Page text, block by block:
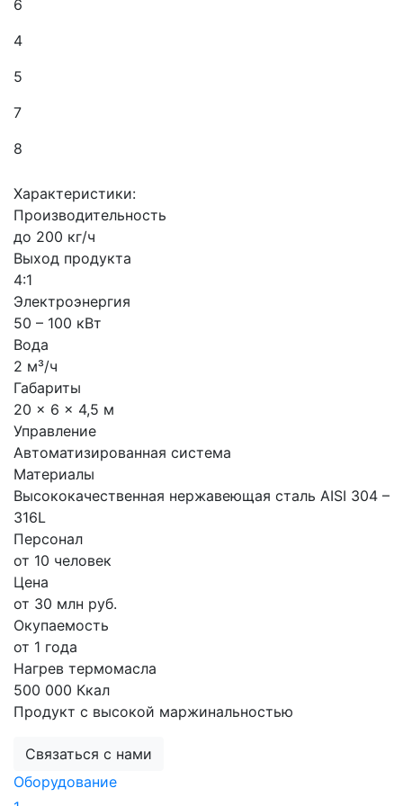
6
4
5
7
8
Характеристики:
Производительность
до 200 кг/ч
Выход продукта
4:1
Электроэнергия
50 – 100 кВт
Вода
2 м³/ч
Габариты
20 × 6 × 4,5 м
Управление
Автоматизированная система
Материалы
Высококачественная нержавеющая сталь AISI 304 –
316L
Персонал
от 10 человек
Цена
от 30 млн руб.
Окупаемость
от 1 года
Нагрев термомасла
500 000 Ккал
Продукт с высокой маржинальностью
Связаться с нами
Оборудование